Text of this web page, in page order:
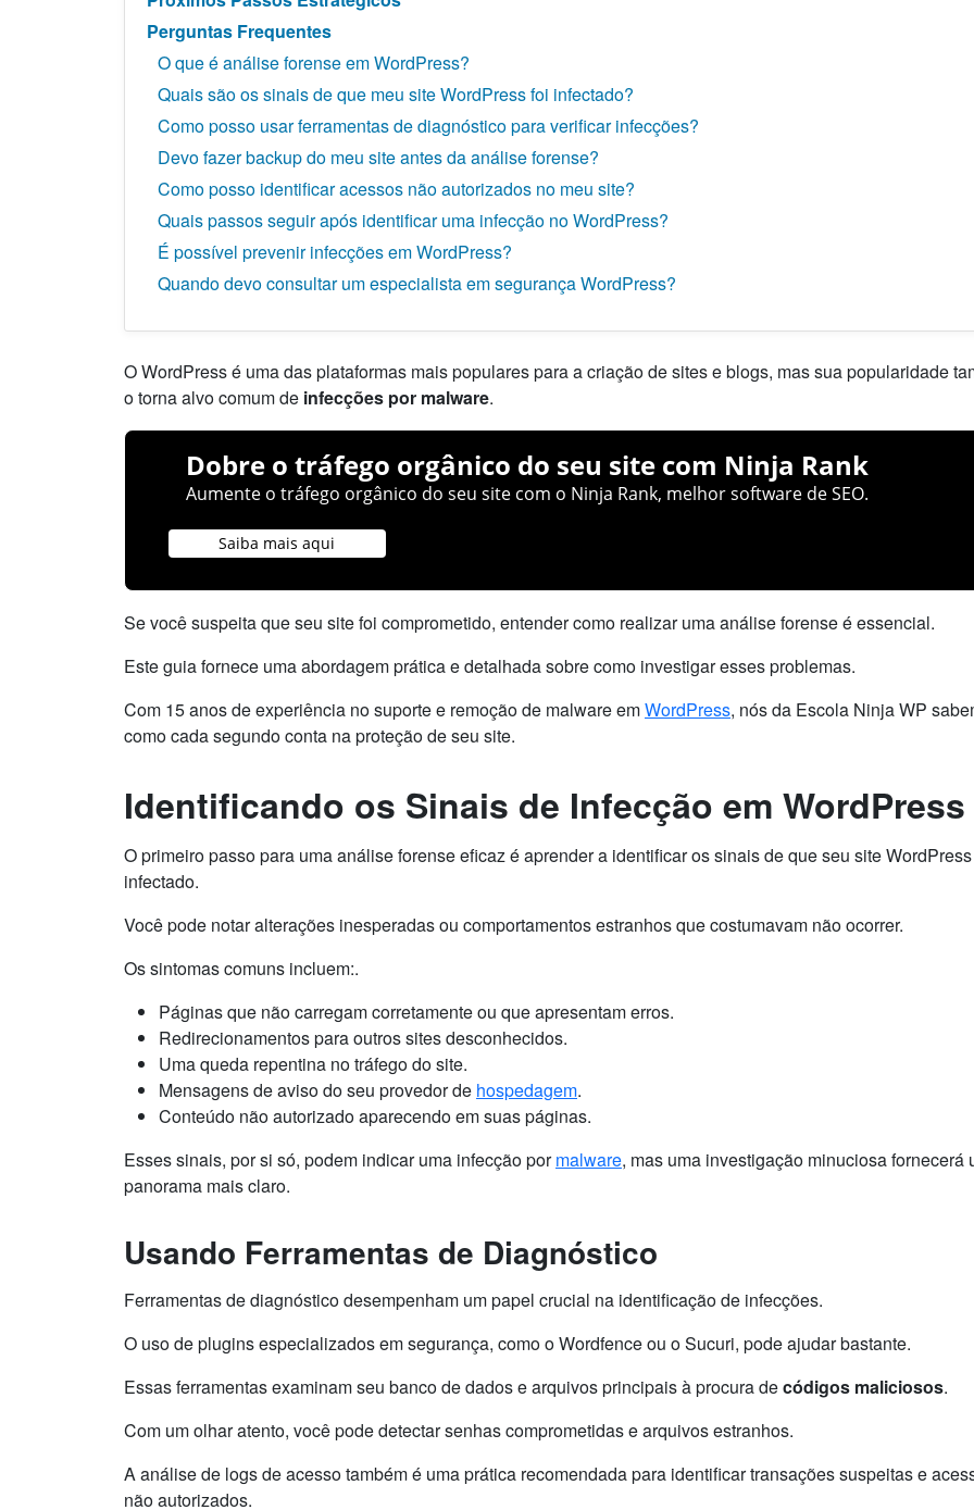
Perguntas Frequentes
O que é análise forense em WordPress?
Quais são os sinais de que meu site WordPress foi infectado?
Como posso usar ferramentas de diagnóstico para verificar infecções?
Devo fazer backup do meu site antes da análise forense?
Como posso identificar acessos não autorizados no meu site?
Quais passos seguir após identificar uma infecção no WordPress?
É possível prevenir infecções em WordPress?
Quando devo consultar um especialista em segurança WordPress?
O WordPress é uma das plataformas mais populares para a criação de sites e blogs, mas sua popularidade
o torna alvo comum de infecções por malware.
Dobre o tráfego orgânico do seu site com Ninja Rank
Aumente o tráfego orgânico do seu site com o Ninja Rank, melhor software de SEO.
Saiba mais aqui
Se você suspeita que seu site foi comprometido, entender como realizar uma análise forense é essencial.
Este guia fornece uma abordagem prática e detalhada sobre como investigar esses problemas.
Com 15 anos de experiência no suporte e remoção de malware emWordPress, nós da Escola Ninja WP
como cada segundo conta na proteção de seu site.
Identificando os Sinais de Infecção em WordPress
O primeiro passo para uma análise forense eficaz é aprender a identificar os sinais de que seu site
infectado.
Você pode notar alterações inesperadas ou comportamentos estranhos que costumavam não ocorrer.
Os sintomas comuns incluem:.
Páginas que não carregam corretamente ou que apresentam erros.
Redirecionamentos para outros sites desconhecidos.
Uma queda repentina no tráfego do site.
Mensagens de aviso do seu provedor de hospedagem.
Conteúdo não autorizado aparecendo em suas páginas.
Esses sinais, por si só, podem indicar uma infecção pormalware, mas uma investigação minuciosa fornecerá
panorama mais claro.
Usando Ferramentas de Diagnóstico
Ferramentas de diagnóstico desempenham um papel crucial na identificação de infecções.
O uso de plugins especializados em segurança, como o Wordfence ou o Sucuri, pode ajudar bastante.
Essas ferramentas examinam seu banco de dados e arquivos principais à procura decódigos maliciosos.
Com um olhar atento, você pode detectar senhas comprometidas e arquivos estranhos.
A análise de logs de acesso também é uma prática recomendada para identificar transações suspeitas e
não autorizados.